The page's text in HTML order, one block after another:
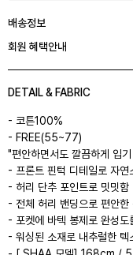
배송정보
회원 혜택안내
DETAIL & FABRIC
- 코튼100%
- FREE(55~77)
"편안하면서도 깔끔하게 입
- 프론트 핀턱 디테일로 자연
- 허리 단추 포인트로 밋밋함
- 전체 허리 밴딩으로 편안한
- 포켓에 바텍 봉제로 완성도
- 워싱된 소재로 내추럴한 텍